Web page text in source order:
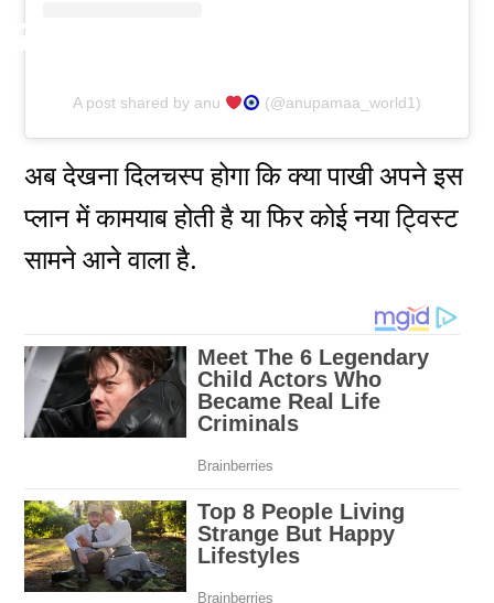
A post shared by anu (@anupamaa_world1)
अब देखना दिलचस्प होगा कि क्या पाखी अपने इस
प्लान में कामयाब होती है या फिर कोई नया ट्विस्ट
सामने आने वाला है.